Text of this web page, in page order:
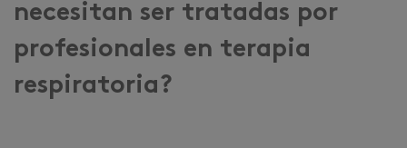
necesitan ser tratadas por
profesionales en terapia
respiratoria?